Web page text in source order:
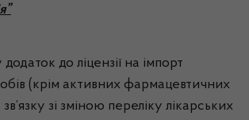
до ліцензії на імпорт
(крім активних фармацевтичних
зв’язку зі зміною переліку лікарських